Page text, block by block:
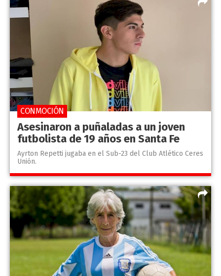
Asesinaron a puñaladas a un joven
futbolista de 19 años en Santa Fe
Ayrton Repetti jugaba en el Sub-23 del Club Atlético Ceres
Unión.
CONMOCIÓN